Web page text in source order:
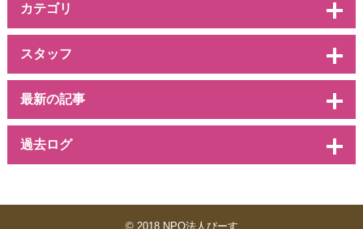
カテゴリ
スタッフ
最新の記事
過去ログ
© 2018 NPO法人ぴーす